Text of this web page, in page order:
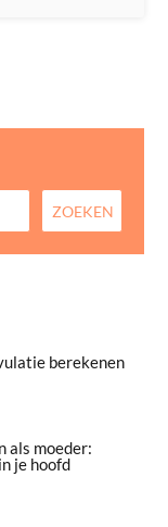
berekenen
als moeder:
je hoofd